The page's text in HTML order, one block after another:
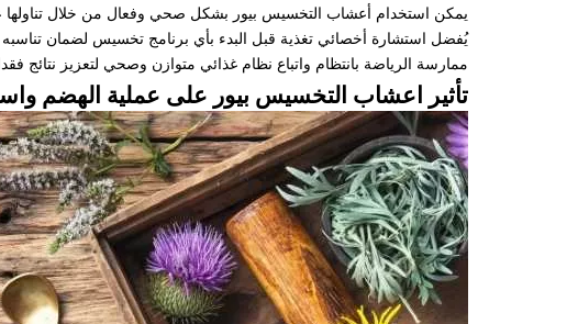
يمكن استخدام أعشاب التخسيس بيور بشكل صحي وفعال من خلال تناولها
يُفضل استشارة أخصائي تغذية قبل البدء بأي برنامج تخسيس لضمان
ممارسة الرياضة بانتظام واتباع نظام غذائي متوازن وصحي لتعزيز نتائج
تأثير اعشاب التخسيس بيور على عملية الهضم